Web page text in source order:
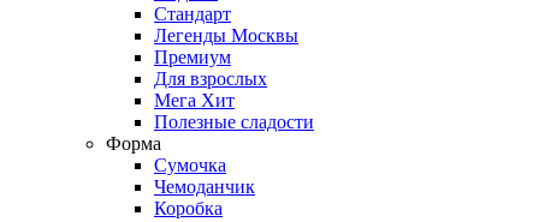
Стандарт
Легенды Москвы
Премиум
Для взрослых
Мега Хит
Полезные сладости
Форма
Сумочка
Чемоданчик
Коробка